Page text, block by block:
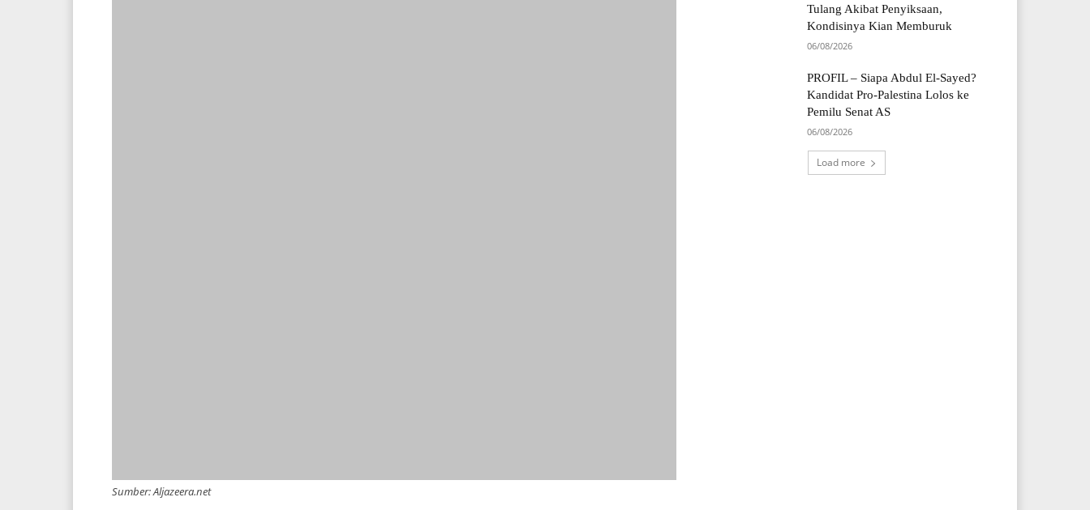
Sumber: Aljazeera.net
Tulang Akibat Penyiksaan,
Kondisinya Kian Memburuk
06/08/2026
PROFIL – Siapa Abdul El-Sayed?
Kandidat Pro-Palestina Lolos ke
Pemilu Senat AS
06/08/2026
Load more